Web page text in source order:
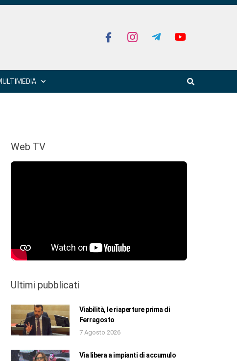
Web TV
Ultimi pubblicati
Viabilità, le riaperture prima di
Ferragosto
7 Agosto 2026
Via libera a impianti di accumulo